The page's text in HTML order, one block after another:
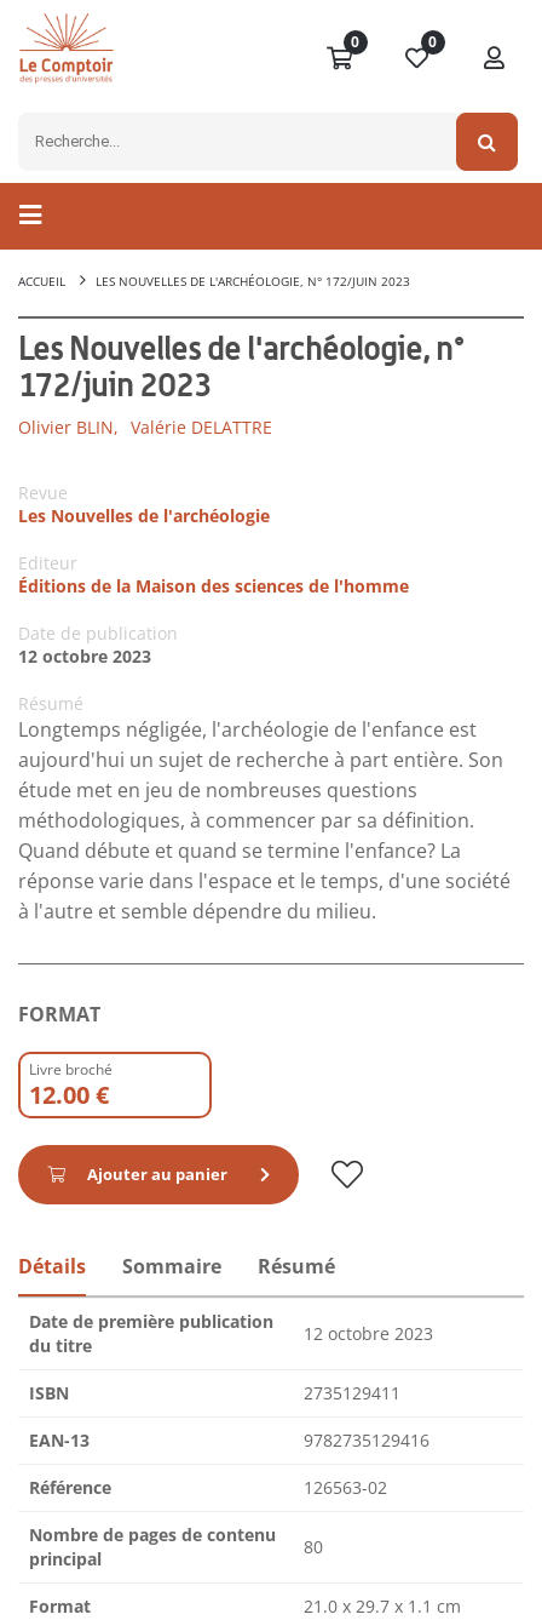
0 0
ACCUEIL LES NOUVELLES DE L'ARCHÉOLOGIE, N° 172/JUIN 2023
Les Nouvelles de l'archéologie, n°
172/juin 2023
Olivier BLIN, Valérie DELATTRE
Revue
Les Nouvelles de l'archéologie
Editeur
Éditions de la Maison des sciences de l'homme
Date de publication
12 octobre 2023
Résumé
Longtemps négligée, l'archéologie de l'enfance est
aujourd'hui un sujet de recherche à part entière. Son
étude met en jeu de nombreuses questions
méthodologiques, à commencer par sa définition.
Quand débute et quand se termine l'enfance? La
réponse varie dans l'espace et le temps, d'une société
à l'autre et semble dépendre du milieu.
FORMAT
Livre broché
12.00 €
Ajouter au panier
Détails Sommaire Résumé
Date de première publication
du titre
12 octobre 2023
ISBN 2735129411
EAN-13 9782735129416
Référence 126563-02
Nombre de pages de contenu
principal
80
Format 21.0 x 29.7 x 1.1 cm